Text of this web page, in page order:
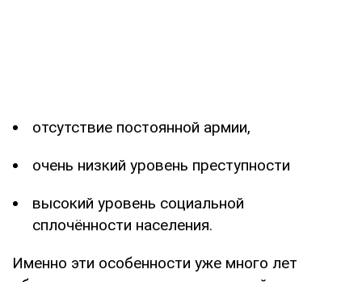
отсутствие постоянной армии,
очень низкий уровень преступности
высокий уровень социальной
сплочённости населения.
Именно эти особенности уже много лет